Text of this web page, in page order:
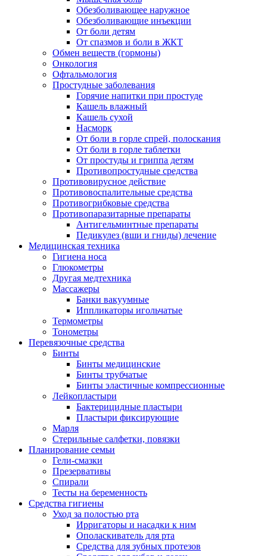
Обезболивающее наружное
Обезболивающие инъекции
От боли детям
От спазмов и боли в ЖКТ
Обмен веществ (гормоны)
Онкология
Офтальмология
Простудные заболевания
Горячие напитки при простуде
Кашель влажный
Кашель сухой
Насморк
От боли в горле спрей, полоскания
От боли в горле таблетки
От простуды и гриппа детям
Противопростудные средства
Противовирусное действие
Противовоспалительные средства
Противогрибковые средства
Противопаразитарные препараты
Антигельминтные препараты
Педикулез (вши и гниды) лечение
Медицинская техника
Гигиена носа
Глюкометры
Другая медтехника
Массажеры
Банки вакуумные
Иппликаторы игольчатые
Термометры
Тонометры
Перевязочные средства
Бинты
Бинты медицинские
Бинты трубчатые
Бинты эластичные компрессионные
Лейкопластыри
Бактерицидные пластыри
Пластыри фиксирующие
Марля
Стерильные салфетки, повязки
Планирование семьи
Гели-смазки
Презервативы
Спирали
Тесты на беременность
Средства гигиены
Уход за полостью рта
Ирригаторы и насадки к ним
Ополаскиватель для рта
Средства для зубных протезов